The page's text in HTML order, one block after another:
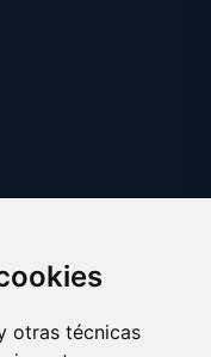
otras técnicas